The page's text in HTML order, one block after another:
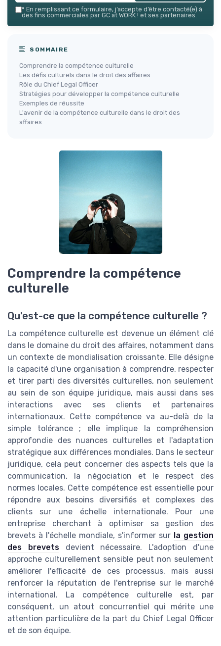
* En remplissant ce formulaire, j’accepte d’être contacté(e) à
des fins commerciales par GC at WORK ! et ses partenaires.
SOMMAIRE
Comprendre la compétence culturelle
Les défis culturels dans le droit des affaires
Rôle du Chief Legal Officer
Stratégies pour développer la compétence culturelle
Exemples de réussite
L'avenir de la compétence culturelle dans le droit des
affaires
Comprendre la compétence
culturelle
Qu'est-ce que la compétence culturelle ?
La compétence culturelle est devenue un élément clé
dans le domaine du droit des affaires, notamment dans
un contexte de mondialisation croissante. Elle désigne
la capacité d'une organisation à comprendre, respecter
et tirer parti des diversités culturelles, non seulement
au sein de son équipe juridique, mais aussi dans ses
interactions avec ses clients et partenaires
internationaux. Cette compétence va au-delà de la
simple tolérance ; elle implique la compréhension
approfondie des nuances culturelles et l'adaptation
stratégique aux différences mondiales. Dans le secteur
juridique, cela peut concerner des aspects tels que la
communication, la négociation et le respect des
normes locales. Cette compétence est essentielle pour
répondre aux besoins diversifiés et complexes des
clients sur une échelle internationale. Pour une
entreprise cherchant à optimiser sa gestion des
brevets à l'échelle mondiale, s'informer sur la gestion
des brevetsdevient nécessaire. L'adoption d'une
approche culturellement sensible peut non seulement
améliorer l'efficacité de ces processus, mais aussi
renforcer la réputation de l'entreprise sur le marché
international. La compétence culturelle est, par
conséquent, un atout concurrentiel qui mérite une
attention particulière de la part du Chief Legal Officer
et de son équipe.